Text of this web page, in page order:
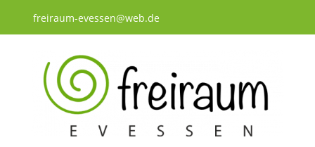
freiraum-evessen@web.de